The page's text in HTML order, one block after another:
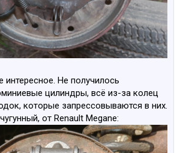
Не получилось
цилиндры, всё из-за колец
которые запрессовываются в них.
от Renault Megane: